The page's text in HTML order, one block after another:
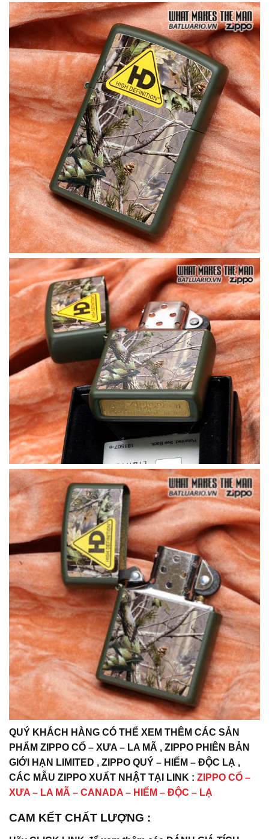
QUÝ KHÁCH HÀNG CÓ THỂ XEM THÊM CÁC SẢN
PHẨM ZIPPO CỔ – XƯA – LA MÃ , ZIPPO PHIÊN BẢN
GIỚI HẠN LIMITED , ZIPPO QUÝ – HIẾM – ĐỘC LẠ ,
CÁC MẪU ZIPPO XUẤT NHẬT TẠI LINK : ZIPPO CỔ –
XƯA – LA MÃ – CANADA – HIẾM – ĐỘC – LẠ
CAM KẾT CHẤT LƯỢNG :